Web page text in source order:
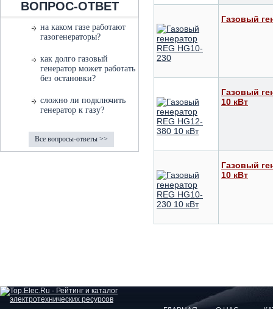
ВОПРОС-ОТВЕТ
на каком газе работают
газогенераторы?
как долго газовый
генератор может работать
без остановки?
сложно ли подключить
генератор к газу?
Все вопросы-ответы >>
Газовый
Газовый
10 кВт
Газовый
10 кВт